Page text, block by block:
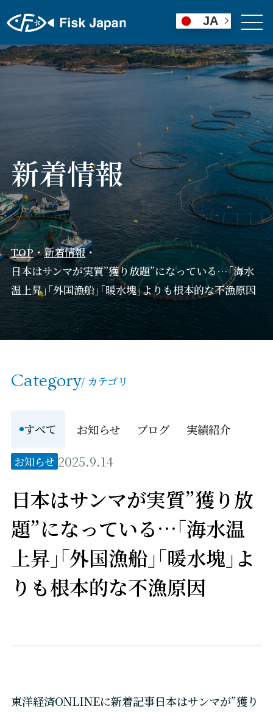
新着情報
TOP・新着情報・
日本はサンマが実質”獲り放題”になっている…｢海水
温上昇｣｢外国漁船｣｢暖水塊｣よりも根本的な不漁原因
Category/ カテゴリ
すべて お知らせ ブログ 実績紹介
お知らせ 2025.9.14
日本はサンマが実質”獲り放
題”になっている…｢海水温
上昇｣｢外国漁船｣｢暖水塊｣よ
りも根本的な不漁原因
東洋経済ONLINEに新着記事日本はサンマが”獲り
JA